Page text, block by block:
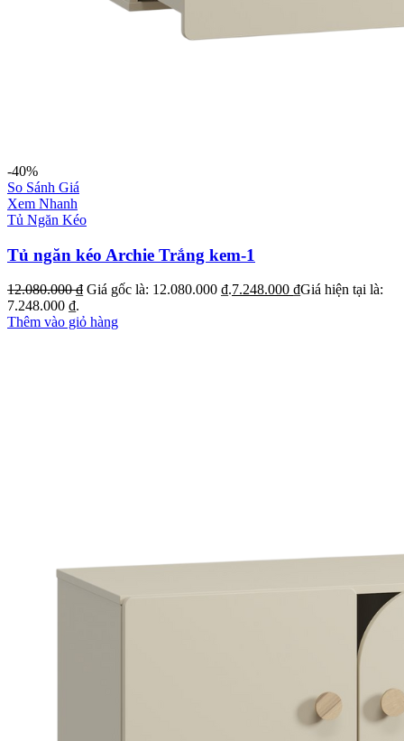
-40%
So Sánh Giá
Xem Nhanh
Tủ Ngăn Kéo
Tủ ngăn kéo Archie Trắng kem-1
12.080.000₫ Giá gốc là: 12.080.000 ₫.7.248.000 ₫Giá hiện tại là:
7.248.000 ₫.
Thêm vào giỏ hàng